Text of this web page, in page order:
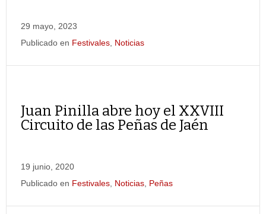
29 mayo, 2023
Publicado en Festivales Noticias
Juan Pinilla abre hoy el XXVIII
Circuito de las Peñas de Jaén
19 junio, 2020
Publicado en Festivales Noticias Peñas